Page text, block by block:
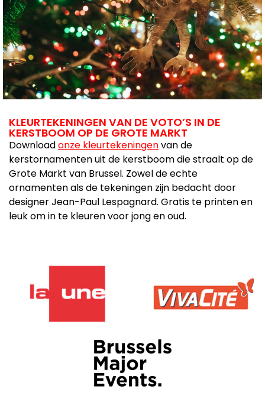
KLEURTEKENINGEN VAN DE VOTO’S IN DE
KERSTBOOM OP DE GROTE MARKT
Downloadonze kleurtekeningenvan de
kerstornamenten uit de kerstboom die straalt op de
Grote Markt van Brussel. Zowel de echte
ornamenten als de tekeningen zijn bedacht door
designer Jean-Paul Lespagnard. Gratis te printen en
leuk om in te kleuren voor jong en oud.